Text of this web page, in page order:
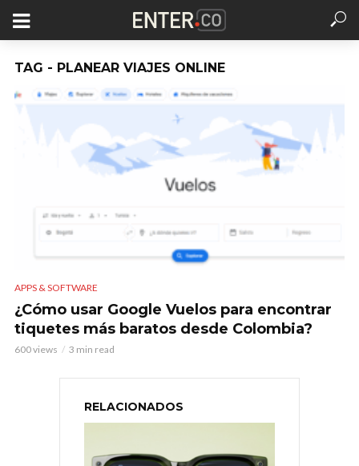
TAG - PLANEAR VIAJES ONLINE
APPS & SOFTWARE
¿Cómo usar Google Vuelos para encontrar
tiquetes más baratos desde Colombia?
600 views 3 min read
RELACIONADOS